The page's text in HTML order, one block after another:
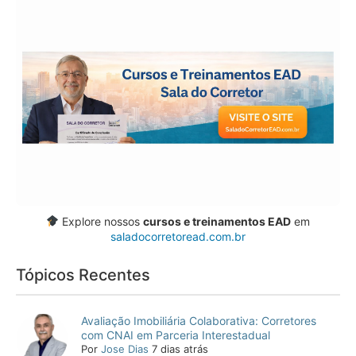
Explore nossos cursos e treinamentos EADem
saladocorretoread.com.br
Tópicos Recentes
Avaliação Imobiliária Colaborativa: Corretores
com CNAI em Parceria Interestadual
PorJose Dias 7 dias atrás